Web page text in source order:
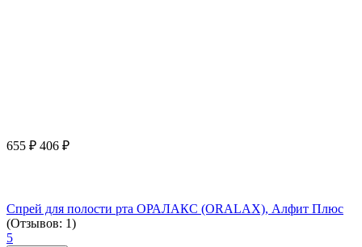
655 ₽ 406 ₽
Спрей для полости рта ОРАЛАКС (ORALAX), Алфит Плюс
(Отзывов: 1)
5